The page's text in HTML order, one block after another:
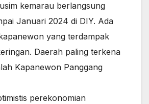
kemarau berlangsung
Januari 2024 di DIY. Ada
yang terdampak
Daerah paling terkena
Kapanewon Panggang
perekonomian